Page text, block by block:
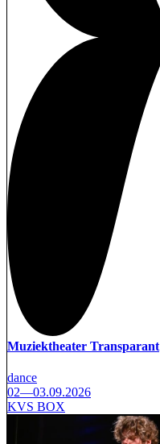
Muziektheater Transparant
dance
02—03.09.2026
KVS BOX